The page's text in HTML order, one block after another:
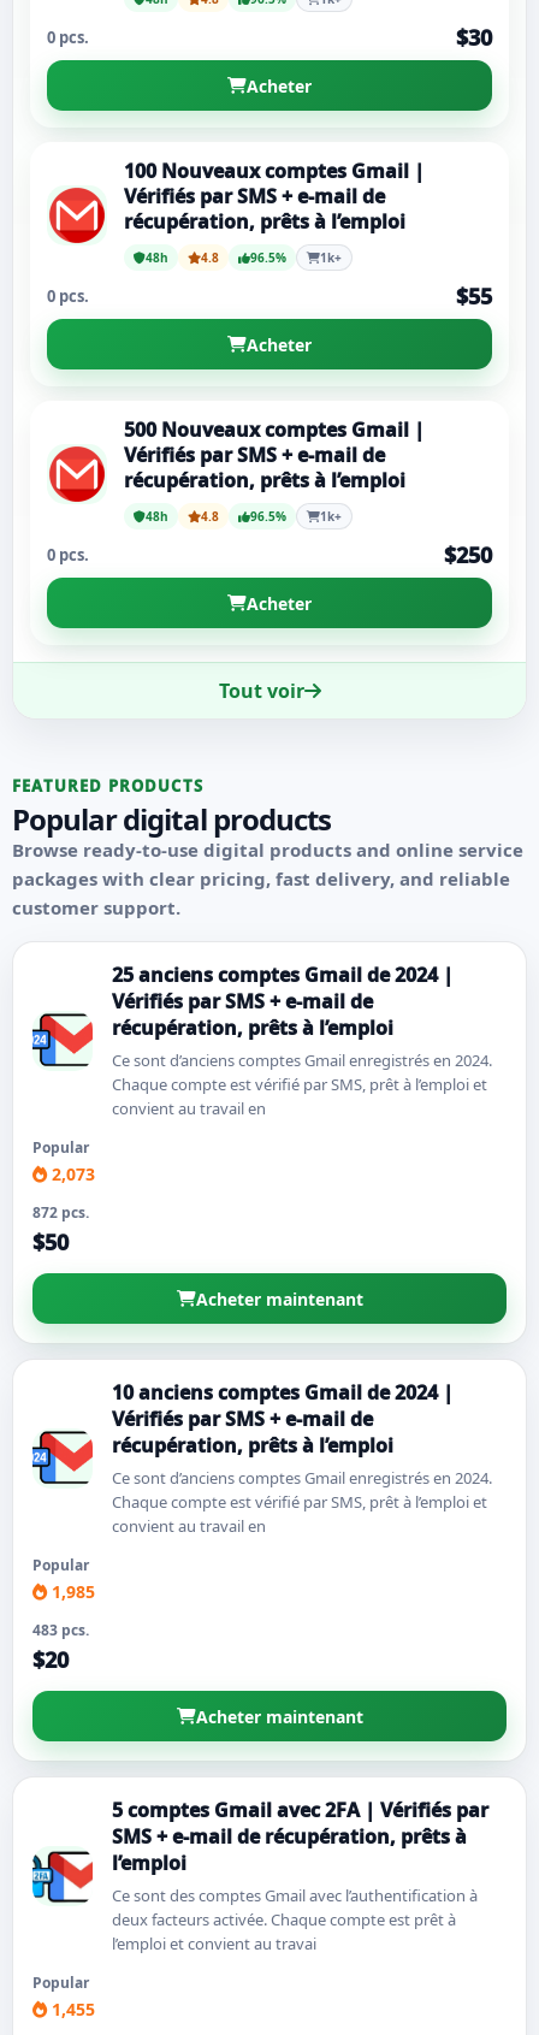
0 pcs. $30
Acheter
100 Nouveaux comptes Gmail |
Vérifiés par SMS + e-mail de
récupération, prêts à l’emploi
48h 4.8 96.5% 1k+
0 pcs. $55
Acheter
500 Nouveaux comptes Gmail |
Vérifiés par SMS + e-mail de
récupération, prêts à l’emploi
48h 4.8 96.5% 1k+
0 pcs. $250
Acheter
Tout voir
FEATURED PRODUCTS
Popular digital products
Browse ready-to-use digital products and online service
packages with clear pricing, fast delivery, and reliable
customer support.
25 anciens comptes Gmail de 2024 |
Vérifiés par SMS + e-mail de
récupération, prêts à l’emploi
Ce sont d’anciens comptes Gmail enregistrés en 2024.
Chaque compte est vérifié par SMS, prêt à l’emploi et
convient au travail en
Popular
2,073
872 pcs.
$50
Acheter maintenant
10 anciens comptes Gmail de 2024 |
Vérifiés par SMS + e-mail de
récupération, prêts à l’emploi
Ce sont d’anciens comptes Gmail enregistrés en 2024.
Chaque compte est vérifié par SMS, prêt à l’emploi et
convient au travail en
Popular
1,985
483 pcs.
$20
Acheter maintenant
5 comptes Gmail avec 2FA | Vérifiés par
SMS + e-mail de récupération, prêts à
l’emploi
Ce sont des comptes Gmail avec l’authentification à
deux facteurs activée. Chaque compte est prêt à
l’emploi et convient au travai
Popular
1,455